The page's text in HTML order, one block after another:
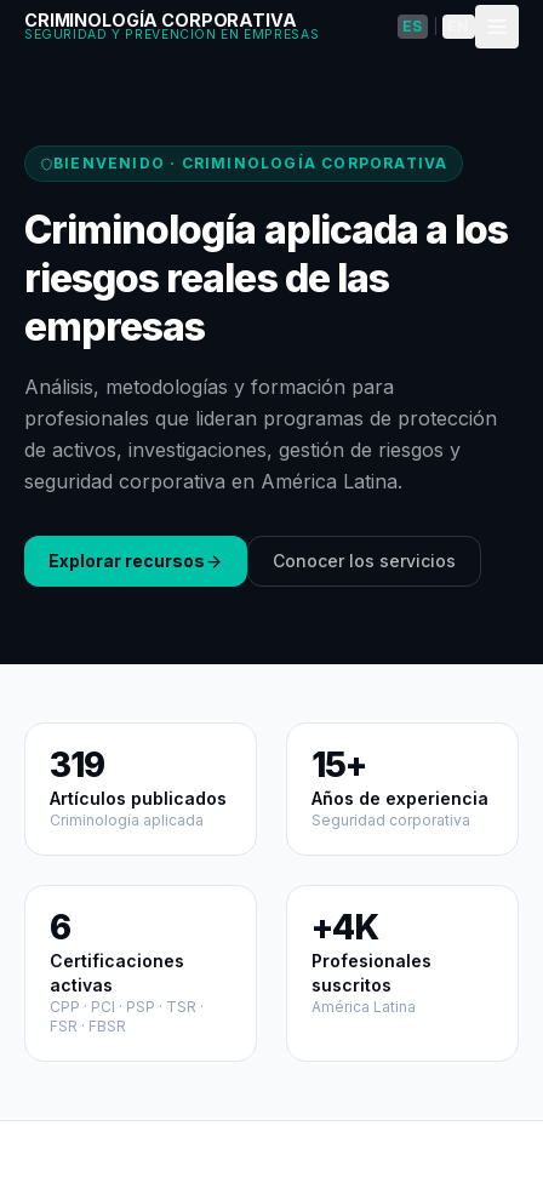
CRIMINOLOGÍA CORPORATIVA
SEGURIDAD Y PREVENCIÓN EN EMPRESAS ES
BIENVENIDO · CRIMINOLOGÍA CORPORATIVA
Criminología aplicada a los
riesgos reales de las
empresas
Análisis, metodologías y formación para
profesionales que lideran programas de protección
de activos, investigaciones, gestión de riesgos y
seguridad corporativa en América Latina.
Explorar recursos Conocer los servicios
319
Artículos publicados
Criminología aplicada
15+
Años de experiencia
Seguridad corporativa
6
Certificaciones
activas
CPP · PCI · PSP · TSR ·
FSR · FBSR
+4K
Profesionales
suscritos
América Latina